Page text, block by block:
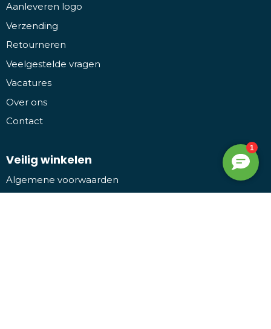
Aanleveren logo
Verzending
Retourneren
Veelgestelde vragen
Vacatures
Over ons
Contact
Veilig winkelen
Algemene voorwaarden